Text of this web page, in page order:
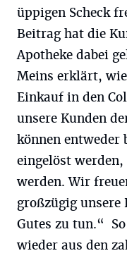
üppigen Scheck
Beitrag hat die
Apotheke dabei
Meins erklärt,
Einkauf in den
unsere Kunden
können entweder
eingelöst
werden. Wir
großzügig unsere
Gutes zu tun.“
wieder aus den